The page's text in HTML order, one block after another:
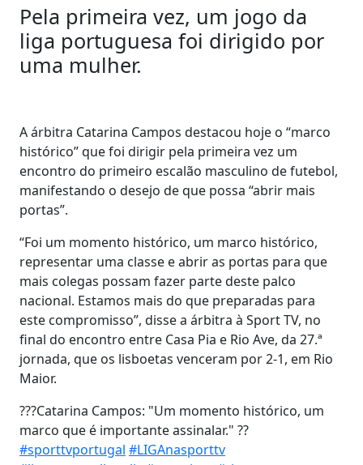
Pela primeira vez, um jogo da
liga portuguesa foi dirigido por
uma mulher.
A árbitra Catarina Campos destacou hoje o “marco
histórico” que foi dirigir pela primeira vez um
encontro do primeiro escalão masculino de futebol,
manifestando o desejo de que possa “abrir mais
portas”.
“Foi um momento histórico, um marco histórico,
representar uma classe e abrir as portas para que
mais colegas possam fazer parte deste palco
nacional. Estamos mais do que preparadas para
este compromisso”, disse a árbitra à Sport TV, no
final do encontro entre Casa Pia e Rio Ave, da 27.ª
jornada, que os lisboetas venceram por 2-1, em Rio
Maior.
???Catarina Campos: "Um momento histórico, um
marco que é importante assinalar." ??
#sporttvportugal #LIGAnasporttv